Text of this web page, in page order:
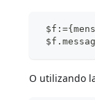
O utilizando